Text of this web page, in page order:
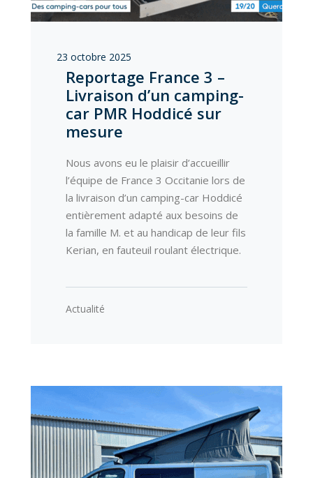
23 octobre 2025
Reportage France 3 –
Livraison d’un camping-
car PMR Hoddicé sur
mesure
Nous avons eu le plaisir d’accueillir
l’équipe de France 3 Occitanie lors de
la livraison d’un camping-car Hoddicé
entièrement adapté aux besoins de
la famille M. et au handicap de leur fils
Kerian, en fauteuil roulant électrique.
Actualité